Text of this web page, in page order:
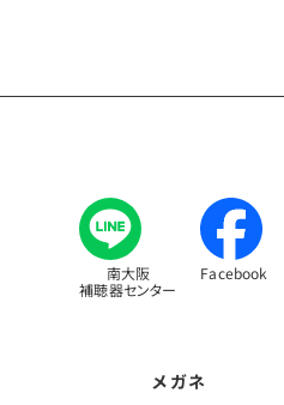
南大阪
補聴器センター
Facebook
メガネ